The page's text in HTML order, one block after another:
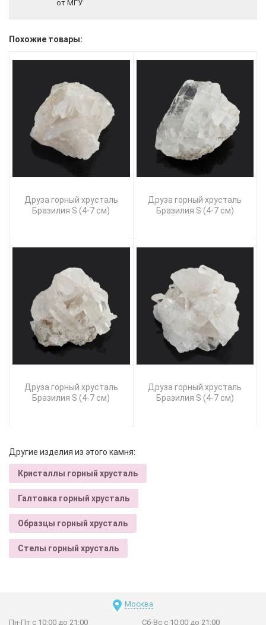
от МГУ
Похожие товары:
Друза горный хрусталь
Бразилия S (4-7 см)
Друза горный хрусталь
Бразилия S (4-7 см)
Друза горный хрусталь
Бразилия S (4-7 см)
Друза горный хрусталь
Бразилия S (4-7 см)
Другие изделия из этого камня:
Кристаллы горный хрусталь
Галтовка горный хрусталь
Образцы горный хрусталь
Стелы горный хрусталь
Москва
Пн-Пт с 10:00 до 21:00 Сб-Вс с 10:00 до 21:00